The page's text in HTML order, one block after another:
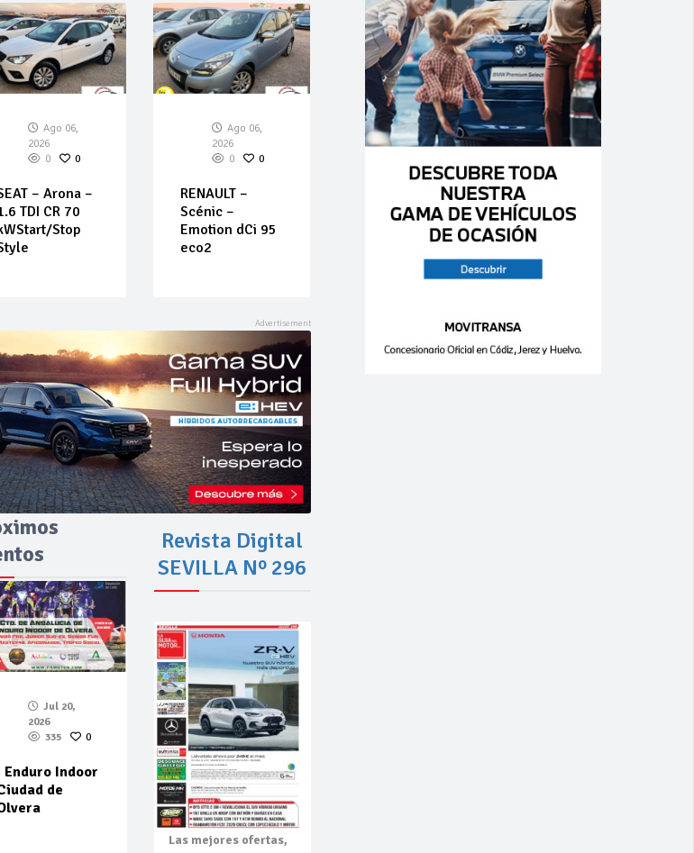
Ago 06,
2026
0
0
– Arona –
TDI CR 70
Stop
Ago 06,
2026
0
0
RENAULT –
Scénic –
Emotion dCi 95
eco2
Ago 06,
2026
Mégane – 1.9
dCi 5p. Confort
Authentique
2026
Outlander –
Jul 20,
2026
335
0
Enduro Indoor
de
Revista Digital
SEVILLA Nº 296
Las mejores ofertas,